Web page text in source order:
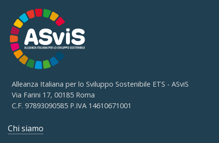
Alleanza Italiana per lo Sviluppo Sostenibile ETS - ASviS
Via Farini 17, 00185 Roma
C.F. 97893090585 P.IVA 14610671001
Chi siamo